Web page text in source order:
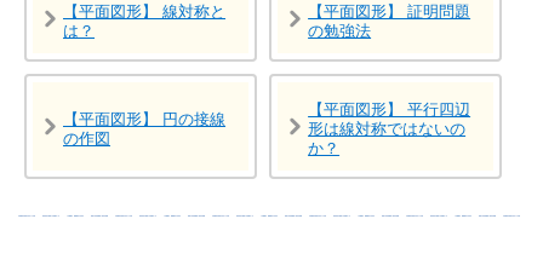
【平面図形】 線対称と
は？
【平面図形】 証明問題
の勉強法
【平面図形】 円の接線
の作図
【平面図形】 平行四辺
形は線対称ではないの
か？